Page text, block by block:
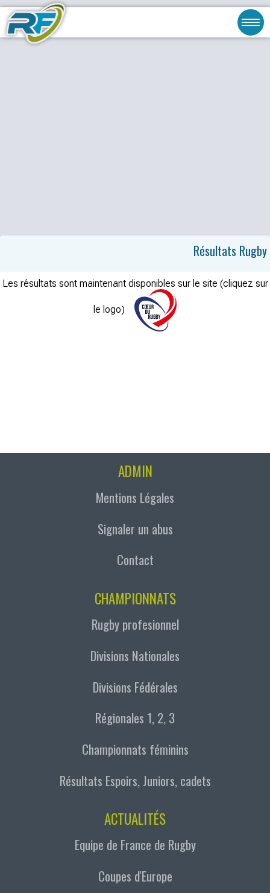
Résultats Rugby
Les résultats sont maintenant disponibles sur le site (cliquez sur
le logo)
ADMIN
Mentions Légales
Signaler un abus
Contact
CHAMPIONNATS
Rugby profesionnel
Divisions Nationales
Divisions Fédérales
Régionales 1, 2, 3
Championnats féminins
Résultats Espoirs, Juniors, cadets
ACTUALITÉS
Equipe de France de Rugby
Coupes d'Europe